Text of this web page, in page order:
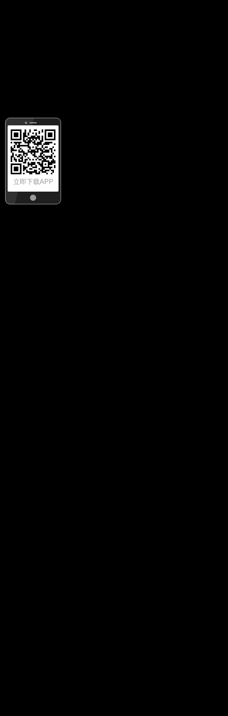
立即下载APP